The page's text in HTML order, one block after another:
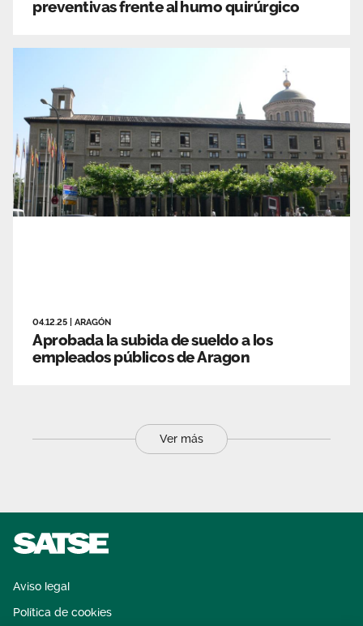
preventivas frente al humo quirúrgico
04.12.25 ARAGÓN
Aprobada la subida de sueldo a los
empleados públicos de Aragon
Ver más
Aviso legal
Política de cookies